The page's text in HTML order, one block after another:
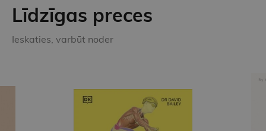
Līdzīgas preces
Ieskaties, varbūt noder